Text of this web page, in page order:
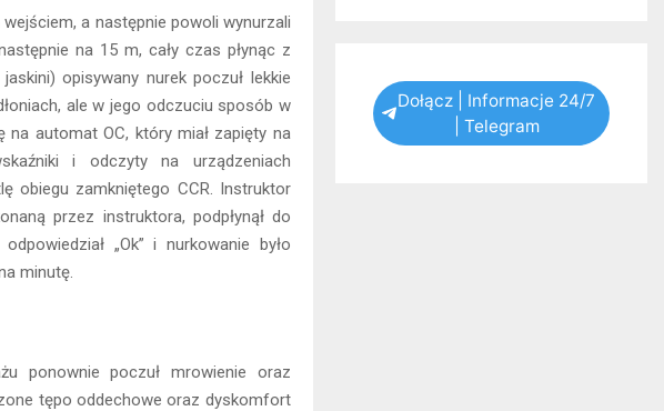
a następnie powoli wynurzali
na 15 m, cały czas płynąc z
opisywany nurek poczuł lekkie
ale w jego odczuciu sposób w
na automat OC, który miał zapięty na
i odczyty na urządzeniach
obiegu zamkniętego CCR. Instruktor
przez instruktora, podpłynął do
„Ok” i nurkowanie było
minutę.
ponownie poczuł mrowienie oraz
tępo oddechowe oraz dyskomfort
Dołącz | Informacje 24/7
| Telegram